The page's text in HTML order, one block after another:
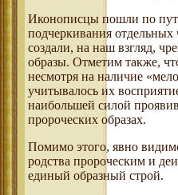
Иконописцы пошли по
подчеркивания
создали, на наш взгляд,
образы. Отметим также,
несмотря на наличие
учитывалось их
наибольшей силой
пророческих образах.
Помимо этого, явно
родства пророческим и
единый образный строй.